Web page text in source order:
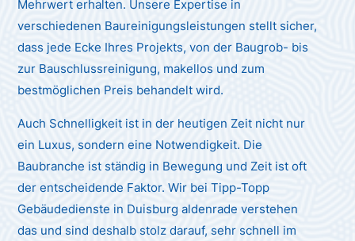
Mehrwert erhalten. Unsere Expertise in
verschiedenen Baureinigungsleistungen stellt sicher,
dass jede Ecke Ihres Projekts, von der Baugrob- bis
zur Bauschlussreinigung, makellos und zum
bestmöglichen Preis behandelt wird.
Auch Schnelligkeit ist in der heutigen Zeit nicht nur
ein Luxus, sondern eine Notwendigkeit. Die
Baubranche ist ständig in Bewegung und Zeit ist oft
der entscheidende Faktor. Wir bei Tipp-Topp
Gebäudedienste in Duisburg aldenrade verstehen
das und sind deshalb stolz darauf, sehr schnell im